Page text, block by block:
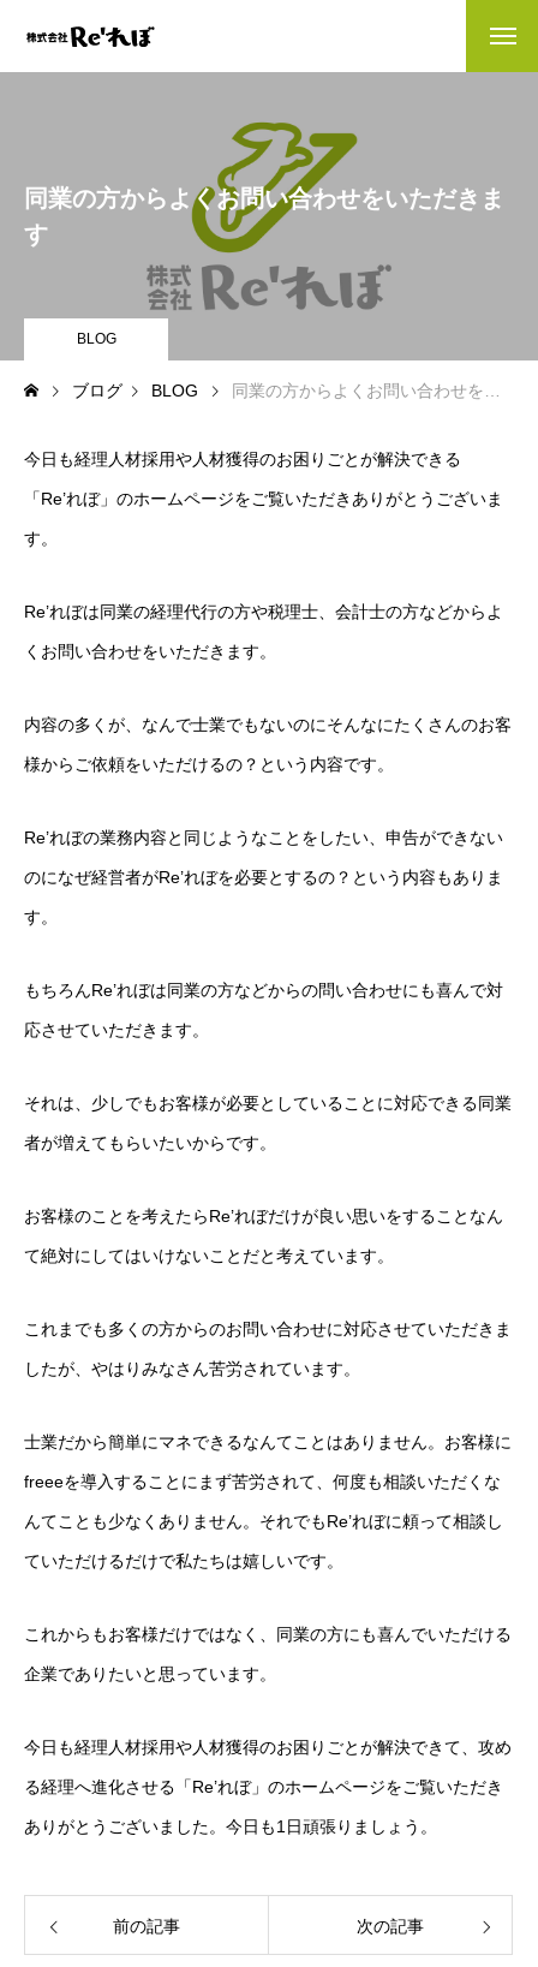
お客様の声
経理人材をお探しの方へ
業務内容 contents
資金調達・補助金サポート
お問合せ
同業の方からよくお問い合わせをいただきま
す
BLOG
ブログ BLOG 同業の方からよくお問い合わせをいただきます
今日も経理人材採用や人材獲得のお困りごとが解決できる
「Re’れぼ」のホームページをご覧いただきありがとうございま
す。
Re’れぼは同業の経理代行の方や税理士、会計士の方などからよ
くお問い合わせをいただきます。
内容の多くが、なんで士業でもないのにそんなにたくさんのお客
様からご依頼をいただけるの？という内容です。
Re’れぼの業務内容と同じようなことをしたい、申告ができない
のになぜ経営者がRe’れぼを必要とするの？という内容もありま
す。
もちろんRe’れぼは同業の方などからの問い合わせにも喜んで対
応させていただきます。
それは、少しでもお客様が必要としていることに対応できる同業
者が増えてもらいたいからです。
お客様のことを考えたらRe’れぼだけが良い思いをすることなん
て絶対にしてはいけないことだと考えています。
これまでも多くの方からのお問い合わせに対応させていただきま
したが、やはりみなさん苦労されています。
士業だから簡単にマネできるなんてことはありません。お客様に
freeeを導入することにまず苦労されて、何度も相談いただくな
んてことも少なくありません。それでもRe’れぼに頼って相談し
ていただけるだけで私たちは嬉しいです。
これからもお客様だけではなく、同業の方にも喜んでいただける
企業でありたいと思っています。
今日も経理人材採用や人材獲得のお困りごとが解決できて、攻め
る経理へ進化させる「Re’れぼ」のホームページをご覧いただき
ありがとうございました。今日も1日頑張りましょう。
前の記事 次の記事